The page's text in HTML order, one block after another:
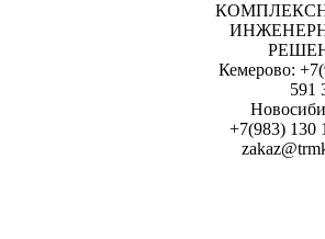
Кемерово:
591
+7(983) 130